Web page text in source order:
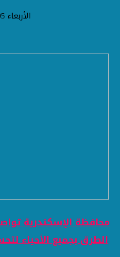
الأربعاء 05 أغسطس 2026 08:57 مساءً
محافظة الإسكندرية
الطرق بجميع الأحياء